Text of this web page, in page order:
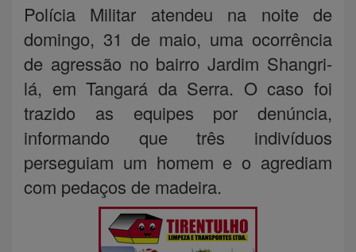
Polícia Militar atendeu na noite de
domingo, 31 de maio, uma ocorrência
de agressão no bairro Jardim Shangri-
lá, em Tangará da Serra. O caso foi
trazido as equipes por denúncia,
informando que três indivíduos
perseguiam um homem e o agrediam
com pedaços de madeira.